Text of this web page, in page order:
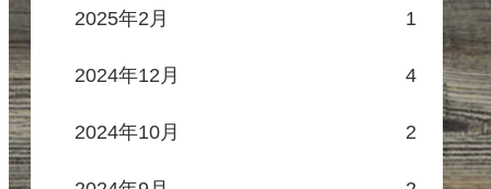
2025年2月 1
2024年12月 4
2024年10月 2